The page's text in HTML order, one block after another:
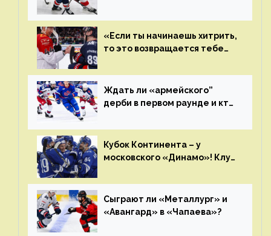
«Если ты начинаешь хитрить,
то это возвращается тебе
Ждать ли «армейского”
дерби в первом раунде и кто
Главные интриги последнего
дня «регулярки” КХЛ
Кубок Континента – у
московского «Динамо»! Клуб
сезон
Сыграют ли «Металлург» и
«Авангард» в «Чапаева»?